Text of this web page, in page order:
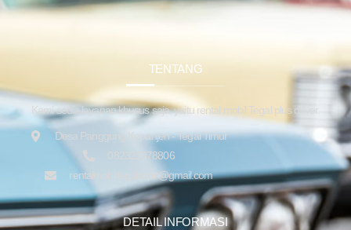
TENTANG
Kami sedia layanan khusus saja, yaitu rental mobil Tegal plus driver.
Desa Panggung Kepanjen - Tegal Timur
082323878806
rentalmobiltegalsupir@gmail.com
DETAIL INFORMASI